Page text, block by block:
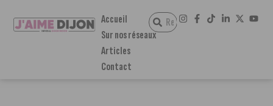
Accueil
Sur nos réseaux
Articles
Contact